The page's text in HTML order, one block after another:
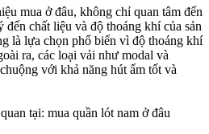
mua ở đâu, không chỉ quan tâm đến
đến chất liệu và độ thoáng khí của sản
là lựa chọn phổ biến vì độ thoáng khí
ra, các loại vải như modal và
với khả năng hút ẩm tốt và
tại: mua quần lót nam ở đâu